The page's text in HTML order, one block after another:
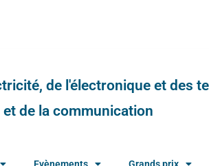
de l'électronique et des
de la communication